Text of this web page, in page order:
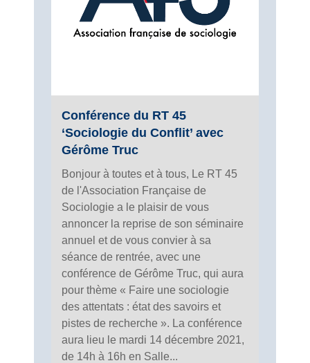
Conférence du RT 45
‘Sociologie du Conflit’ avec
Gérôme Truc
Bonjour à toutes et à tous, Le RT 45
de l'Association Française de
Sociologie a le plaisir de vous
annoncer la reprise de son séminaire
annuel et de vous convier à sa
séance de rentrée, avec une
conférence de Gérôme Truc, qui aura
pour thème « Faire une sociologie
des attentats : état des savoirs et
pistes de recherche ». La conférence
aura lieu le mardi 14 décembre 2021,
de 14h à 16h en Salle...